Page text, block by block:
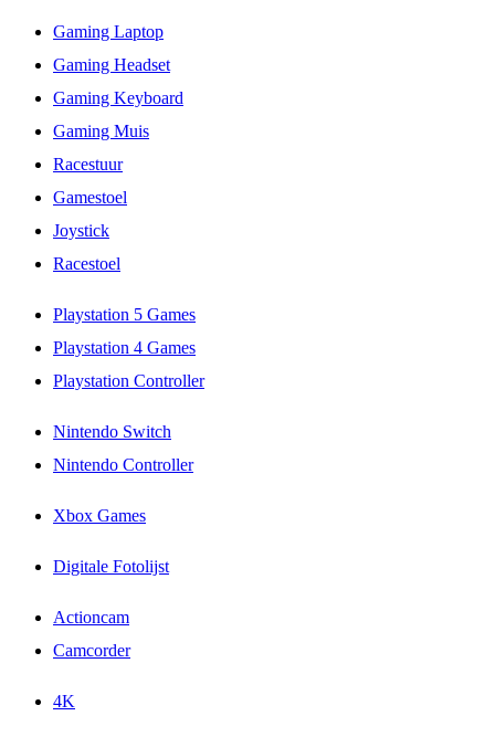
Gaming Laptop
Gaming Headset
Gaming Keyboard
Gaming Muis
Racestuur
Gamestoel
Joystick
Racestoel
Playstation 5 Games
Playstation 4 Games
Playstation Controller
Nintendo Switch
Nintendo Controller
Xbox Games
Digitale Fotolijst
Actioncam
Camcorder
4K